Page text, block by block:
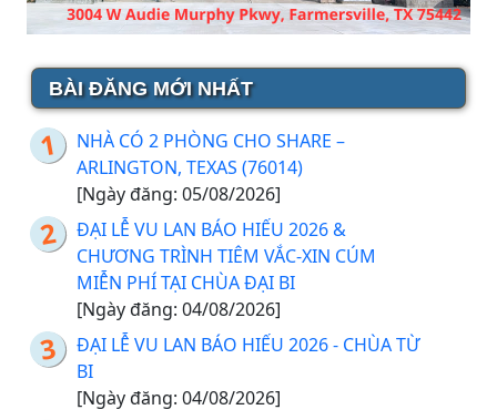
BÀI ĐĂNG MỚI NHẤT
NHÀ CÓ 2 PHÒNG CHO SHARE –
ARLINGTON, TEXAS (76014)
[Ngày đăng: 05/08/2026]
ĐẠI LỄ VU LAN BÁO HIẾU 2026 &
CHƯƠNG TRÌNH TIÊM VẮC-XIN CÚM
MIỄN PHÍ TẠI CHÙA ĐẠI BI
[Ngày đăng: 04/08/2026]
ĐẠI LỄ VU LAN BÁO HIẾU 2026 - CHÙA TỪ
BI
[Ngày đăng: 04/08/2026]